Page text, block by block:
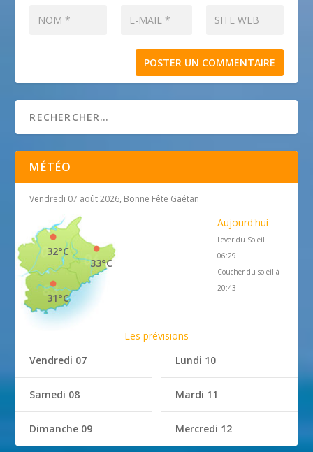
MÉTÉO
Vendredi 07 août 2026, Bonne Fête Gaétan
33°C
32°C
31°C
Aujourd'hui
Lever du Soleil
06:29
Coucher du soleil à
20:43
Les prévisions
Vendredi 07
Samedi 08
Dimanche 09
Lundi 10
Mardi 11
Mercredi 12